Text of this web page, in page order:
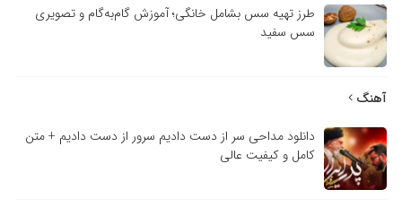
طرز تهیه سس بشامل خانگی؛ آموزش گام‌به‌گام و تصویری
سس سفید
آهنگ
دانلود مداحی سر از دست دادیم سرور از دست دادیم + متن
کامل و کیفیت عالی